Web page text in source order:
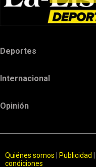
Deportes
Internacional
Opinión
Quiénes somos Publicidad
condiciones